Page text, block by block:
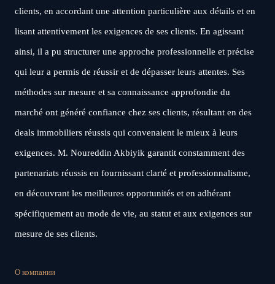
clients, en accordant une attention particulière aux détails et en
lisant attentivement les exigences de ses clients. En agissant
ainsi, il a pu structurer une approche professionnelle et précise
qui leur a permis de réussir et de dépasser leurs attentes. Ses
méthodes sur mesure et sa connaissance approfondie du
marché ont généré confiance chez ses clients, résultant en des
deals immobiliers réussis qui convenaient le mieux à leurs
exigences. M. Noureddin Akbiyik garantit constamment des
partenariats réussis en fournissant clarté et professionnalisme,
en découvrant les meilleures opportunités et en adhérant
spécifiquement au mode de vie, au statut et aux exigences sur
mesure de ses clients.
О компании